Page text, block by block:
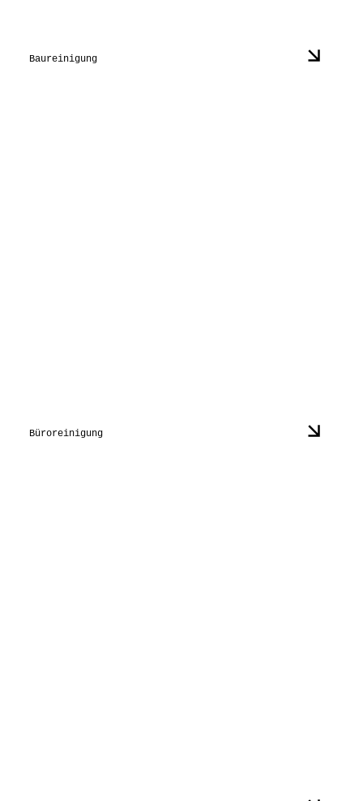
Baureinigung
Büroreinigung